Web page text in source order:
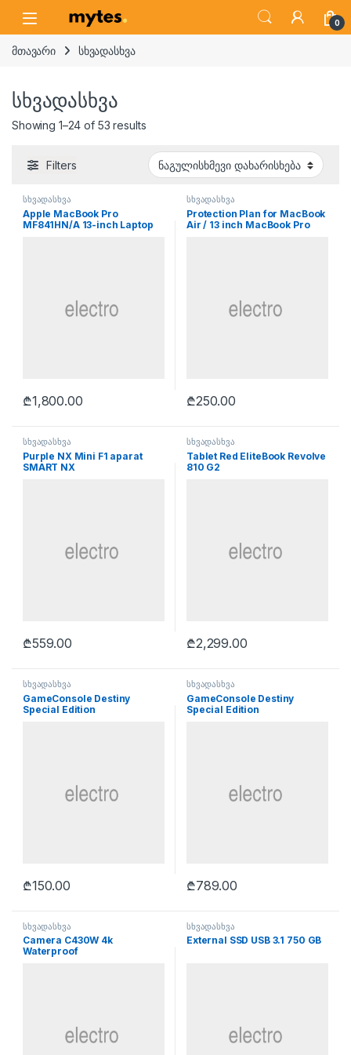
Open 0
მთავარი სხვადასხვა
სხვადასხვა
Showing 1–24 of 53 results
Filters
სხვადასხვა
Apple MacBook Pro
MF841HN/A 13-inch Laptop
₾1,800.00
სხვადასხვა
Protection Plan for MacBook
Air / 13 inch MacBook Pro
₾250.00
სხვადასხვა
Purple NX Mini F1 aparat
SMART NX
₾559.00
სხვადასხვა
Tablet Red EliteBook Revolve
810 G2
₾2,299.00
სხვადასხვა
GameConsole Destiny
Special Edition
₾150.00
სხვადასხვა
GameConsole Destiny
Special Edition
₾789.00
სხვადასხვა
Camera C430W 4k
Waterproof
სხვადასხვა
External SSD USB 3.1 750 GB